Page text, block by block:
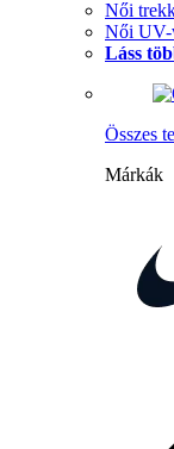
Női
Női UV-
Láss
Összes
Márkák